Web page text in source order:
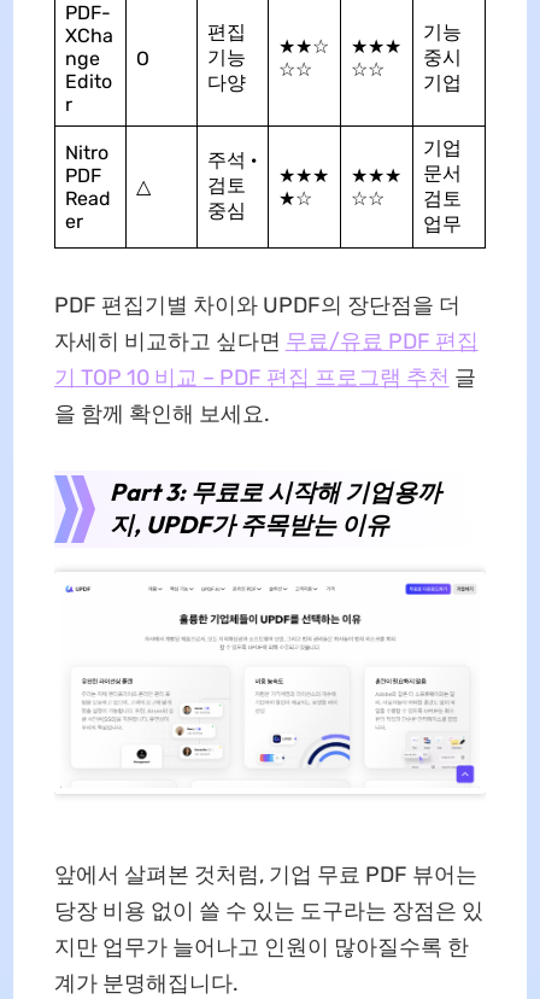
PDF-
XCha
nge
Edito
r
O
편집
기능
다양
★★☆
☆☆
★★★
☆☆
기능
중시
기업
Nitro
PDF
Read
er
△
주석 ·
검토
중심
★★★
★☆
★★★
☆☆
기업
문서
검토
업무
PDF 편집기별 차이와 UPDF의 장단점을 더
자세히 비교하고 싶다면 무료/유료 PDF 편집
기 TOP 10 비교 – PDF 편집 프로그램 추천 글
을 함께 확인해 보세요.
Part 3: 무료로 시작해 기업용까
지, UPDF가 주목받는 이유
앞에서 살펴본 것처럼, 기업 무료 PDF 뷰어는
당장 비용 없이 쓸 수 있는 도구라는 장점은 있
지만 업무가 늘어나고 인원이 많아질수록 한
계가 분명해집니다.